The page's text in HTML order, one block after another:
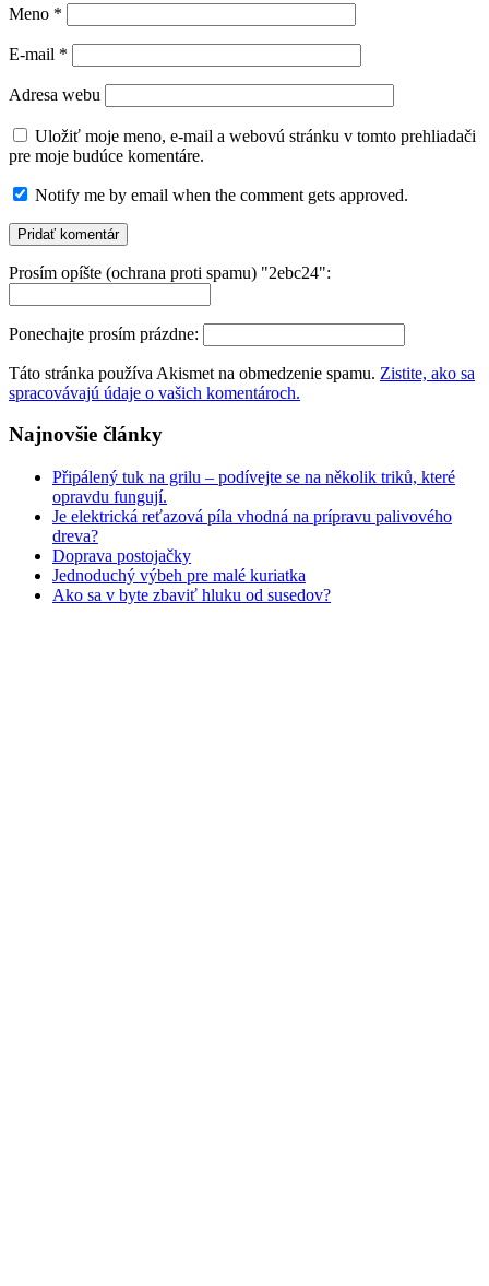
Meno *
E-mail *
Adresa webu
Uložiť moje meno, e-mail a webovú stránku v tomto prehliadači
pre moje budúce komentáre.
Notify me by email when the comment gets approved.
Prosím opíšte (ochrana proti spamu) "2ebc24":
Ponechajte prosím prázdne:
Táto stránka používa Akismet na obmedzenie spamu. Zistite, ako sa
spracovávajú údaje o vašich komentároch.
Najnovšie články
Připálený tuk na grilu – podívejte se na několik triků, které
opravdu fungují.
Je elektrická reťazová píla vhodná na prípravu palivového
dreva?
Doprava postojačky
Jednoduchý výbeh pre malé kuriatka
Ako sa v byte zbaviť hluku od susedov?